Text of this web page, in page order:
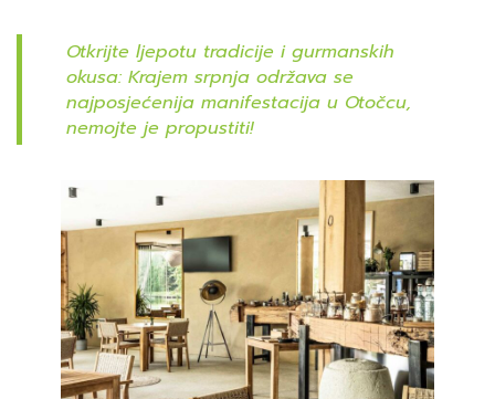
Otkrijte ljepotu tradicije i gurmanskih
okusa: Krajem srpnja održava se
najposjećenija manifestacija u Otočcu,
nemojte je propustiti!